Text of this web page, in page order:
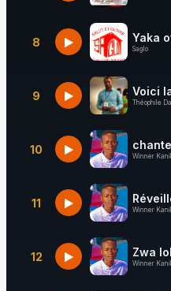
8 Yaka
Saglo
9 Voici
Théophile
10
Winner
11
Winner
12 Zwa
Winner